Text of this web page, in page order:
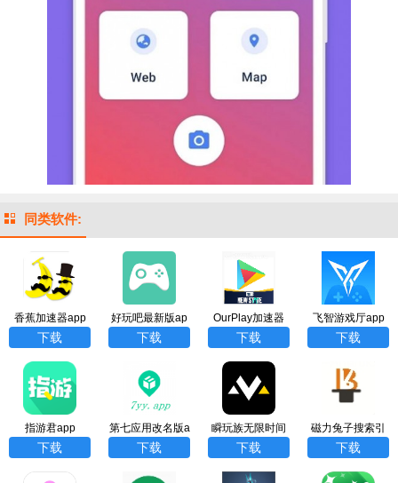
同类软件:
香蕉加速器app
下载
好玩吧最新版ap
p
下载
OurPlay加速器
（UP手游最新
下载
飞智游戏厅app
下载
指游君app
下载
第七应用改名版a
pp
下载
瞬玩族无限时间
试玩版app
下载
磁力兔子搜索引
擎app
下载